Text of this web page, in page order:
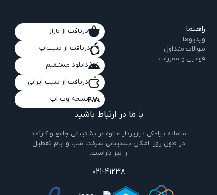
راهنما
ویدیو‌ها
سوالات متداول
قوانین و مقررات
دریافت از بازار
دریافت از سیب‌اپ
دانلود مستقیم
دریافت از سیب ایرانی
نسخه وب اپ
با ما در ارتباط باشید
سامانه پیامکی نیازپرداز علاوه بر پشتیبانی جامع و کارآمد
در طول روز، امکان پشتیبانی شیفت شب و ایام تعطیل
را نیز داراست.
021-41238